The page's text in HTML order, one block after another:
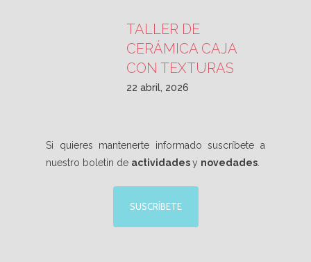
TALLER DE
CERÁMICA CAJA
CON TEXTURAS
22 abril, 2026
Si quieres mantenerte informado suscríbete a
nuestro boletín de actividadesy novedades
SUSCRÍBETE